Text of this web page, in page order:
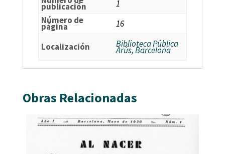
publicación
1
Número de
página 16
Localización Biblioteca Pública
Arús, Barcelona
Obras Relacionadas